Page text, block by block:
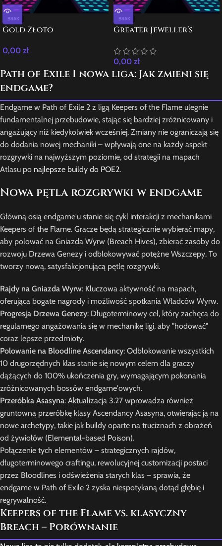
BRAK
Gold Złoto
0,00 zł
BRAK
Greater Jeweller’s
0,00 zł
Path of Exile 1 nowa liga: Jak zmieni się
endgame?
Endgame w Path of Exile 2 z ligą Keepers of the Flame ulegnie
fundamentalnej przebudowie, stając się bardziej zróżnicowany i
angażujący niż kiedykolwiek wcześniej. Zmiany nie ograniczają się
do dodania nowej mechaniki – wpływają one na każdy aspekt
rozgrywki na najwyższym poziomie, od strategii na mapach
Atlasu po najlepsze buildy do POE2.
Nowa pętla rozgrywki w endgame
Główną osią endgame'u stanie się cykl interakcji z mechanikami
Keepers of the Flame. Gracze będą strategicznie wybierać mapy,
aby polować na Gniazda Wyrw (Breach Hives), zbierać zasoby do
rozwoju Drzewa Genezy i odblokowywać potężne Wszczepy. To
tworzy nową, satysfakcjonującą pętlę rozgrywki.
Rajdy na Gniazda Wyrw: Kluczowa aktywność na mapach,
oferująca bogate nagrody i możliwość spotkania Władców Wyrw.
Progresja Drzewa Genezy: Długoterminowy cel, który zachęca do
regularnego angażowania się w mechanikę ligi, aby "hodować"
coraz lepsze przedmioty.
Polowanie na Bloodline Ascendancy: Odblokowanie wszystkich
10 drugorzędnych klas stanie się nowym celem dla graczy
dążących do 100% ukończenia gry, wymagającym pokonania
zróżnicowanych bossów endgame'owych.
Przeróbka Asasyna: Aktualizacja 3.27 wprowadza również
gruntowną przeróbkę klasy Ascendancy Asasyna, otwierając ją na
nowe archetypy, takie jak buildy oparte na truciznach z obrażeń
od żywiołów (Elemental-based Poison).
Połączenie tych elementów – strategicznych rajdów,
długoterminowego craftingu, rewolucyjnej customizacji postaci
przez Bloodlines i odświeżenia starych klas – sprawia, że
endgame w Path of Exile 2 zyska niespotykaną dotąd głębię i
regrywalność.
Keepers of the Flame vs. klasyczny
Breach – Porównanie